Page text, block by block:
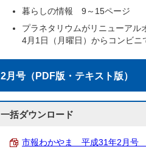
暮らしの情報 9～15ページ
プラネタリウムがリニューアル
4月1日（月曜日）からコンビ
2月号（PDF版・テキスト版）
一括ダウンロード
市報わかやま 平成31年2月号